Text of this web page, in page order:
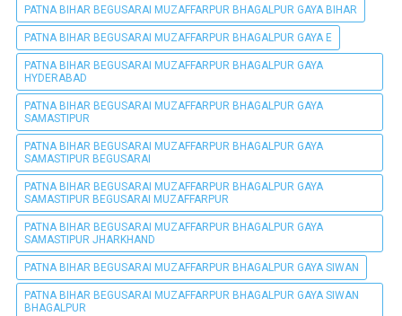
PATNA BIHAR BEGUSARAI MUZAFFARPUR BHAGALPUR GAYA BIHAR
PATNA BIHAR BEGUSARAI MUZAFFARPUR BHAGALPUR GAYA E
PATNA BIHAR BEGUSARAI MUZAFFARPUR BHAGALPUR GAYA
HYDERABAD
PATNA BIHAR BEGUSARAI MUZAFFARPUR BHAGALPUR GAYA
SAMASTIPUR
PATNA BIHAR BEGUSARAI MUZAFFARPUR BHAGALPUR GAYA
SAMASTIPUR BEGUSARAI
PATNA BIHAR BEGUSARAI MUZAFFARPUR BHAGALPUR GAYA
SAMASTIPUR BEGUSARAI MUZAFFARPUR
PATNA BIHAR BEGUSARAI MUZAFFARPUR BHAGALPUR GAYA
SAMASTIPUR JHARKHAND
PATNA BIHAR BEGUSARAI MUZAFFARPUR BHAGALPUR GAYA SIWAN
PATNA BIHAR BEGUSARAI MUZAFFARPUR BHAGALPUR GAYA SIWAN
BHAGALPUR